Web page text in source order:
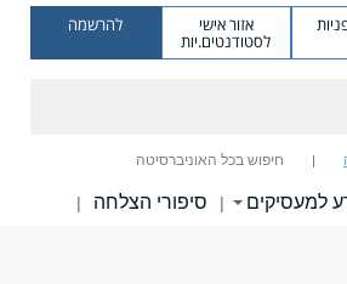
אזור אישי
לסטודנטים.יות
להרשמה
חיפוש בכל האוניברסיטה
למעסיקים | סיפורי הצלחה |